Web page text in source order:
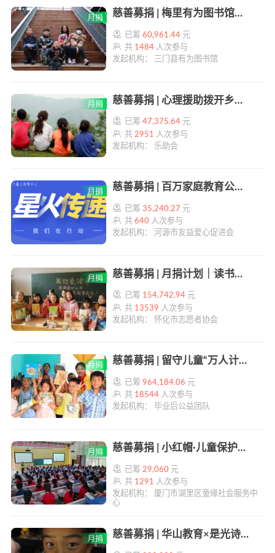
慈善募捐 | 梅里有为图书馆乡镇阅读陪伴计划 | 帮帮公益
已筹60,961.44 元
共 1484 人次参与
发起机构： 三门县有为图书馆
慈善募捐 | 心理援助拨开乡村师生心理阴霾 | 帮帮公益
已筹47,375.64 元
共 2951
人次参与
发起机构： 乐助会
慈善募捐 | 百万家庭教育公益讲师星火培育计划 | 帮帮公益
已筹35,240.27 元
共640 人次参与
发起机构： 河源市友益爱心促进会
慈善募捐 | 月捐计划｜读书笔记公益行动 | 帮帮公益
已筹 154,742.94 元
共 13539 人次参与
发起机构： 怀化市志愿者协会
慈善募捐 | 留守儿童“万人计划” | 帮帮公益
已筹964,184.06 元
共 18544 人次参与
发起机构： 毕业后公益团队
慈善募捐 | 小红帽·儿童保护项目 | 帮帮公益
已筹 29,060 元
共 1291
人次参与
发起机构： 厦门市湖里区童缘社会服务中
心
慈善募捐 | 华山教育×是光诗歌 月捐计划 | 大山里的小诗人 | 帮帮公益